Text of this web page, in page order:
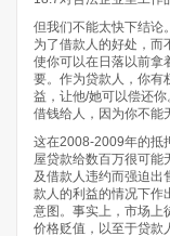
但我们不能太快下结论
为了借款人的好处，而
使你可以在日落以前拿
要。作为贷款人，你有
益，让他/她可以偿还
借钱给人，因为你不能
这在2008-2009年的抵
屋贷款给数百万很可能
及借款人违约而强迫出
款人的利益的情况下作
意图。事实上，市场上
价格贬值，以至于贷款